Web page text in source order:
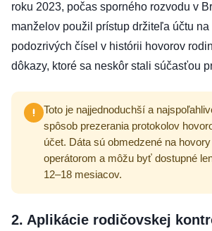
roku 2023, počas sporného rozvodu v
manželov použil prístup držiteľa účtu
podozrivých čísel v histórii hovorov
dôkazy, ktoré sa neskôr stali súčasťou
Toto je najjednoduchší a
spôsob prezerania protokolov
účet. Dáta sú obmedzené na
operátorom a môžu byť dostupné
12–18 mesiacov.
2. Aplikácie rodičovskej